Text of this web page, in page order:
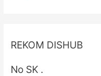
REKOM DISHUB
No SK .